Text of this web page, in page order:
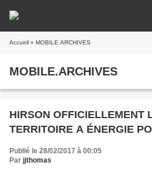
Accueil » MOBILE.ARCHIVES
MOBILE.ARCHIVES
HIRSON OFFICIELLEMENT
TERRITOIRE A ÉNERGIE
Publié le 28/02/2017 à 00:05
Par jjthomas